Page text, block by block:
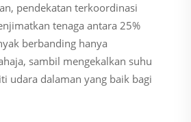
pendekatan terkoordinasi
tenaga antara 25%
berbanding hanya
sambil mengekalkan suhu
udara dalaman yang baik bagi